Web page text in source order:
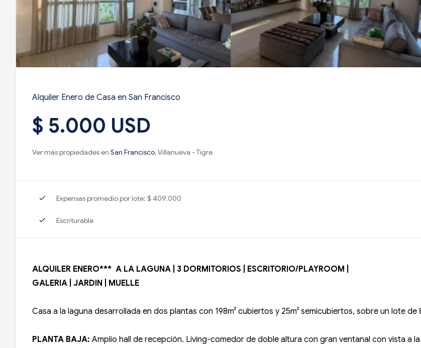
Alquiler Enero de Casa en San Francisco
$ 5.000 USD
Ver más propiedades en San Francisco, Villanueva - Tigre
check Expensas promedio por lote: $ 409.000
check Escriturable
ALQUILER ENERO*** A LA LAGUNA | 3 DORMITORIOS | ESCRITORIO/PLAYROOM |
GALERIA | JARDIN | MUELLE
Casa a la laguna desarrollada en dos plantas con 198m² cubiertos y 25m² semicubiertos, sobre un lote de
PLANTA BAJA: Amplio hall de recepción. Living-comedor de doble altura con gran ventanal con vista a